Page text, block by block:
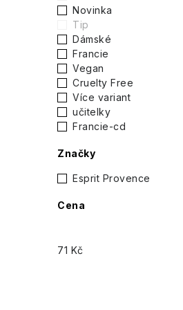
t
r
a
n
n
í
p
a
n
Novinka
Tip
Dámské
Francie
Vegan
Cruelty Free
Více variant
učitelky
Francie-cd
Značky
Esprit Provence
Cena
71 Kč